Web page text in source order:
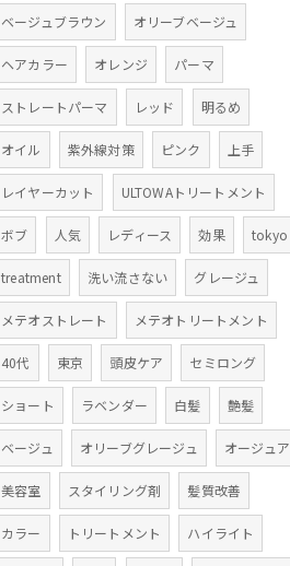
ベージュブラウン オリーブベージュ
ヘアカラー オレンジ パーマ
ストレートパーマ レッド 明るめ
オイル 紫外線対策 ピンク 上手
レイヤーカット ULTOWAトリートメント
ボブ 人気 レディース 効果 tokyo
treatment 洗い流さない グレージュ
メテオストレート メテオトリートメント
40代 東京 頭皮ケア セミロング
ショート ラベンダー 白髪 艶髪
ベージュ オリーブグレージュ オージュア
美容室 スタイリング剤 髪質改善
カラー トリートメント ハイライト